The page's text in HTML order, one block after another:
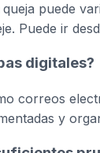
puede
Puede ir
digitales?
correos
y